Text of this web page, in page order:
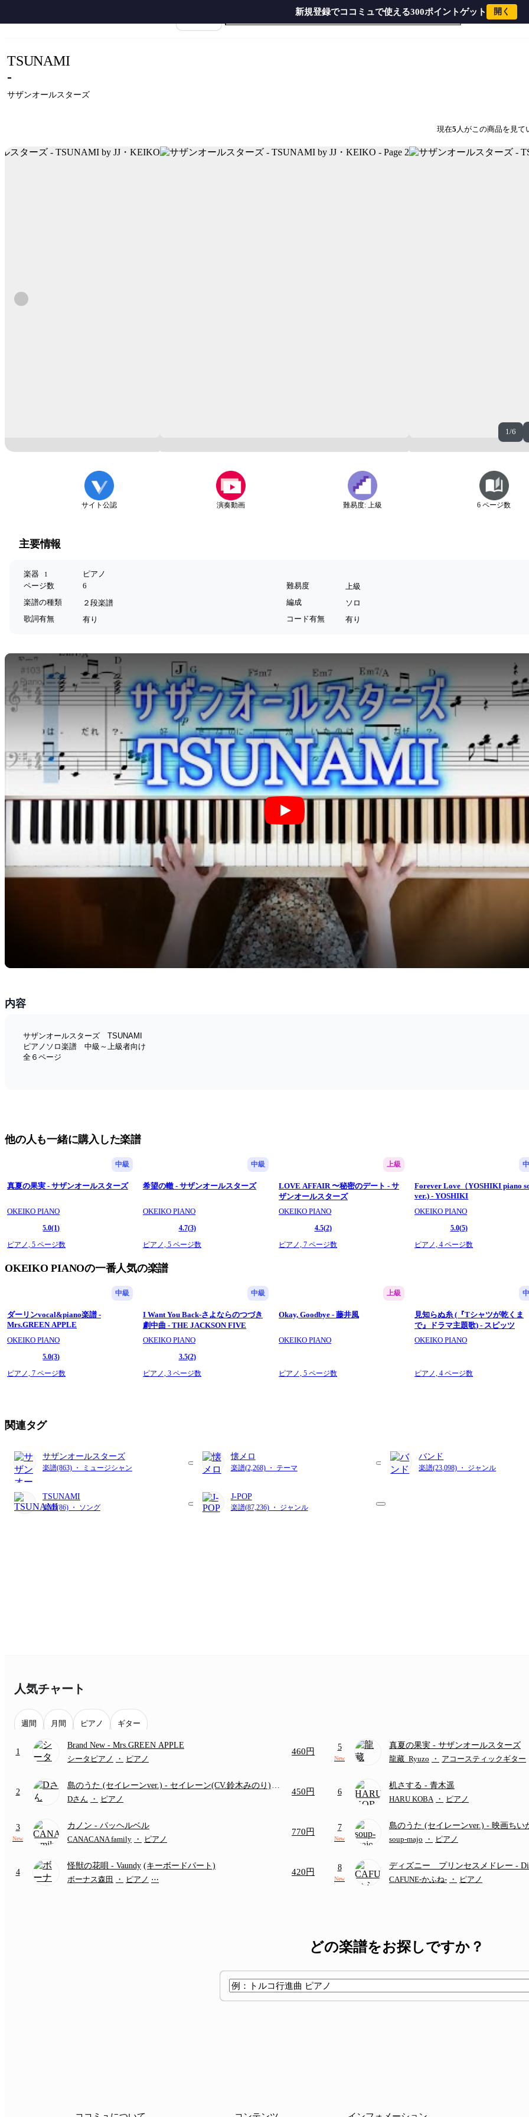
新規登録でココミュで使える300ポイントゲット 開く
サザンオールスターズ - TSUNAMI by JJ・KEIKO
TSUNAMI - サザンオールスターズ
1/6
TSUNAMI
-
サザンオールスターズ
現在5 人がこの商品を見て
サイト公認 演奏動画 難易度: 上級 6 ページ数
主要情報
楽器 1
ピアノ
ページ数
6 難易度
上級
楽譜の種類
２段楽譜 編成
ソロ
歌詞有無
有り コード有無 有り
内容
サザンオールスターズ　TSUNAMI
ピアノソロ楽譜　中級～上級者向け
全６ページ
他の人も一緒に購入した楽譜
中級
真夏の果実 - サザンオールスターズ
OKEIKO PIANO
5.0(1)
ピアノ, 5 ページ数
中級
希望の轍 - サザンオールスターズ
OKEIKO PIANO
4.7(3)
ピアノ,5 ページ数
上級
LOVE AFFAIR 〜秘密のデート - サ
ザンオールスターズ
OKEIKO PIANO
4.5(2)
ピアノ,7 ページ数
Forever Love（YOSHIKI piano
ver.) - YOSHIKI
OKEIKO PIANO
5.0(5)
ピアノ,4 ページ数
OKEIKO PIANOの一番人気の楽譜
中級
ダーリンvocal&piano楽譜 -
Mrs.GREEN APPLE
OKEIKO PIANO
5.0(3)
ピアノ, 7 ページ数
中級
I Want You Back-さよならのつづき
劇中曲 - THE JACKSON FIVE
OKEIKO PIANO
3.5(2)
ピアノ,3 ページ数
上級
Okay, Goodbye - 藤井風
OKEIKO PIANO
ピアノ,5 ページ数
見知らぬ糸 (『Tシャツが乾くま
で』ドラマ主題歌) - スピッツ
OKEIKO PIANO
ピアノ,4 ページ数
関連タグ
サザンオールスターズ
楽譜(863) ・ ミュージシャン
懐メロ
楽譜(2,268) ・ テーマ
バンド
楽譜(23,098) ・ ジャンル
TSUNAMI
楽譜(86) ・ ソング
J-POP
楽譜(87,236) ・ ジャンル
人気チャート
週間 月間 ピアノ ギター
1
Brand New - Mrs.GREEN APPLE
シータピアノ
・ ピアノ
460円
2
島のうた (セイレーンver.) - セイレーン(CV.鈴木みのり)
(難易度:★★★★☆/歌詞・コード・ペダル付き/『映画ち
Dさん ・ ピアノ
450円
3
New
カノン - パッヘルベル
CANACANA family ・ ピアノ
770円
4
怪獣の花唄 - Vaundy (キーボードパート)
ボーナス森田
・ ピアノ ⋯
420円
5
New
真夏の果実 - サザンオールスターズ
龍藏_Ryuzo
・ アコースティックギター
6
机さする - 青木遥
HARU KOBA
・ ピアノ
7
New
島のうた (セイレーンver.) - 映画ちい
つ (ドレミ付き初級)
soup-majo ・ ピアノ
8
New
ディズニー プリンセスメドレー -
ディズニー/Disney/メドレー/コード有)
CAFUNE-かふね- ・ ピアノ
どの楽譜をお探しですか？